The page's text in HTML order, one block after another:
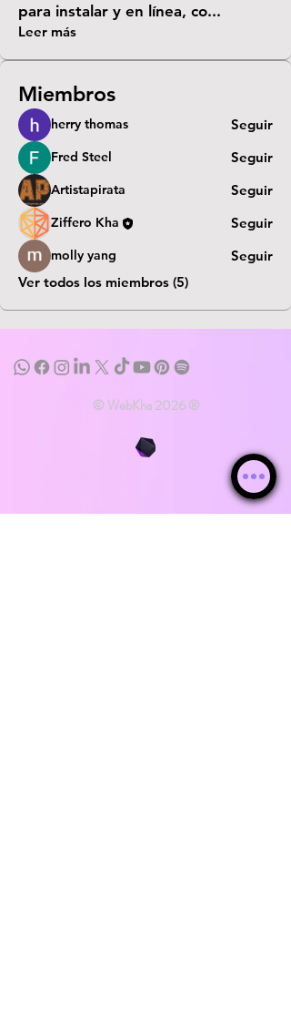
para instalar y en línea, co...
Leer más
Miembros
herry thomas Seguir
Fred Steel Seguir
Artistapirata Seguir
Ziffero Kha Seguir
molly yang
Seguir
Ver todos los miembros (5)
© WebKha 2026 ®